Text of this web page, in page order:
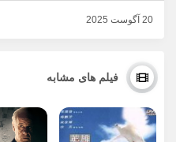
20 آگوست 2025
فیلم های مشابه